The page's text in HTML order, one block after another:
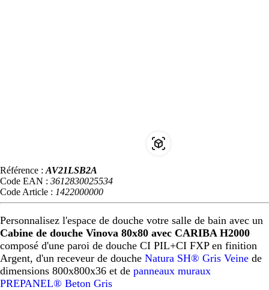
Référence : AV21LSB2A
Code EAN : 3612830025534
Code Article : 1422000000
Personnalisez l'espace de douche votre salle de bain avec un
Cabine de douche Vinova 80x80 avec CARIBA H2000
composé d'une paroi de douche CI PIL+CI FXP en finition
Argent, d'un receveur de douche Natura SH® Gris Veine de
dimensions 800x800x36 et de panneaux muraux
PREPANEL® Beton Gris